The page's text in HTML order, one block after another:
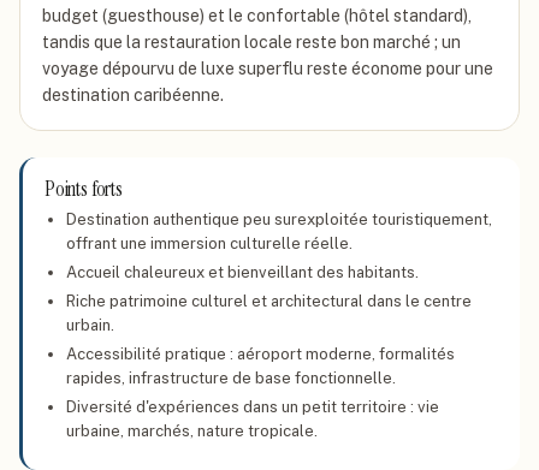
budget (guesthouse) et le confortable (hôtel standard),
tandis que la restauration locale reste bon marché ; un
voyage dépourvu de luxe superflu reste économe pour une
destination caribéenne.
Points forts
Destination authentique peu surexploitée touristiquement,
offrant une immersion culturelle réelle.
Accueil chaleureux et bienveillant des habitants.
Riche patrimoine culturel et architectural dans le centre
urbain.
Accessibilité pratique : aéroport moderne, formalités
rapides, infrastructure de base fonctionnelle.
Diversité d'expériences dans un petit territoire : vie
urbaine, marchés, nature tropicale.